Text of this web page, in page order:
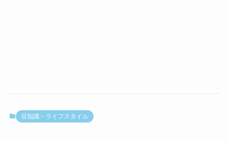
豆知識・ライフスタイル